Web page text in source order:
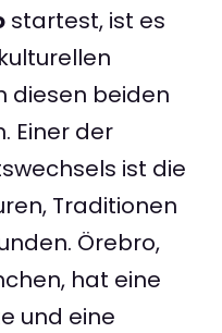
startest, ist es
diesen beiden
Einer der
ist die
Traditionen
Örebro,
hat eine
und eine